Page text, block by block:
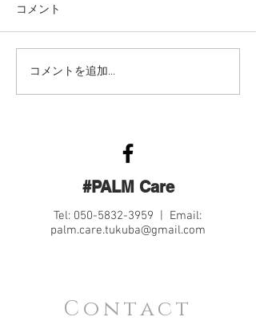
コメント
コメントを追加…
#PALM Care
Tel: 050-5832-3959 | Email:
palm.care.tukuba@gmail.com
Contact